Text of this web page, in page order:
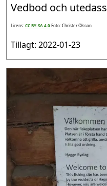
Vedbod och utedass
Licens:CC BY-SA 4.0Foto: Christer Olsson
Tillagt: 2022-01-23